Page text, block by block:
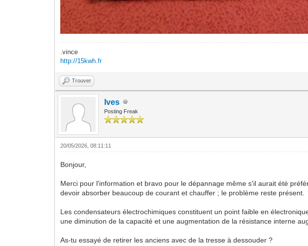
.vince
http://15kwh.fr
Trouver
Ives
Posting Freak
20/05/2026, 08:11:11
Bonjour,
Merci pour l'information et bravo pour le dépannage même s'il aurait été
devoir absorber beaucoup de courant et chauffer ; le problème reste présent.
Les condensateurs électrochimiques constituent un point faible en
une diminution de la capacité et une augmentation de la résistance interne
As-tu essayé de retirer les anciens avec de la tresse à dessouder ?